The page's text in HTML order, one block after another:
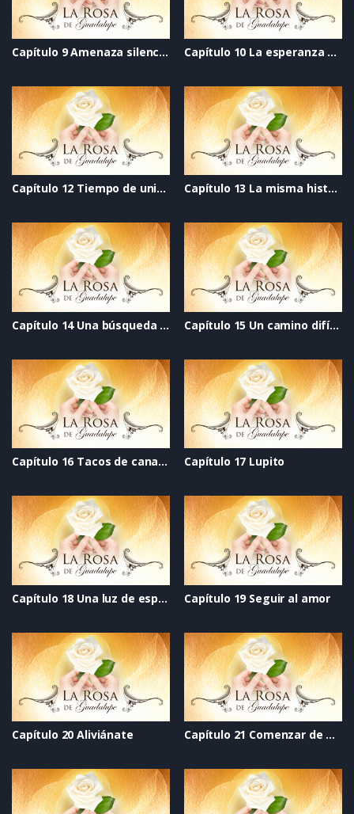
Capítulo 9 Amenaza silenciosa Capítulo 10 La esperanza del perdón
Capítulo 12 Tiempo de unión Capítulo 13 La misma historia
Capítulo 14 Una búsqueda de amor Capítulo 15 Un camino difícil de andar
Capítulo 16 Tacos de canasta Capítulo 17 Lupito
Capítulo 18 Una luz de esperanza Capítulo 19 Seguir al amor
Capítulo 20 Aliviánate Capítulo 21 Comenzar de nuevo